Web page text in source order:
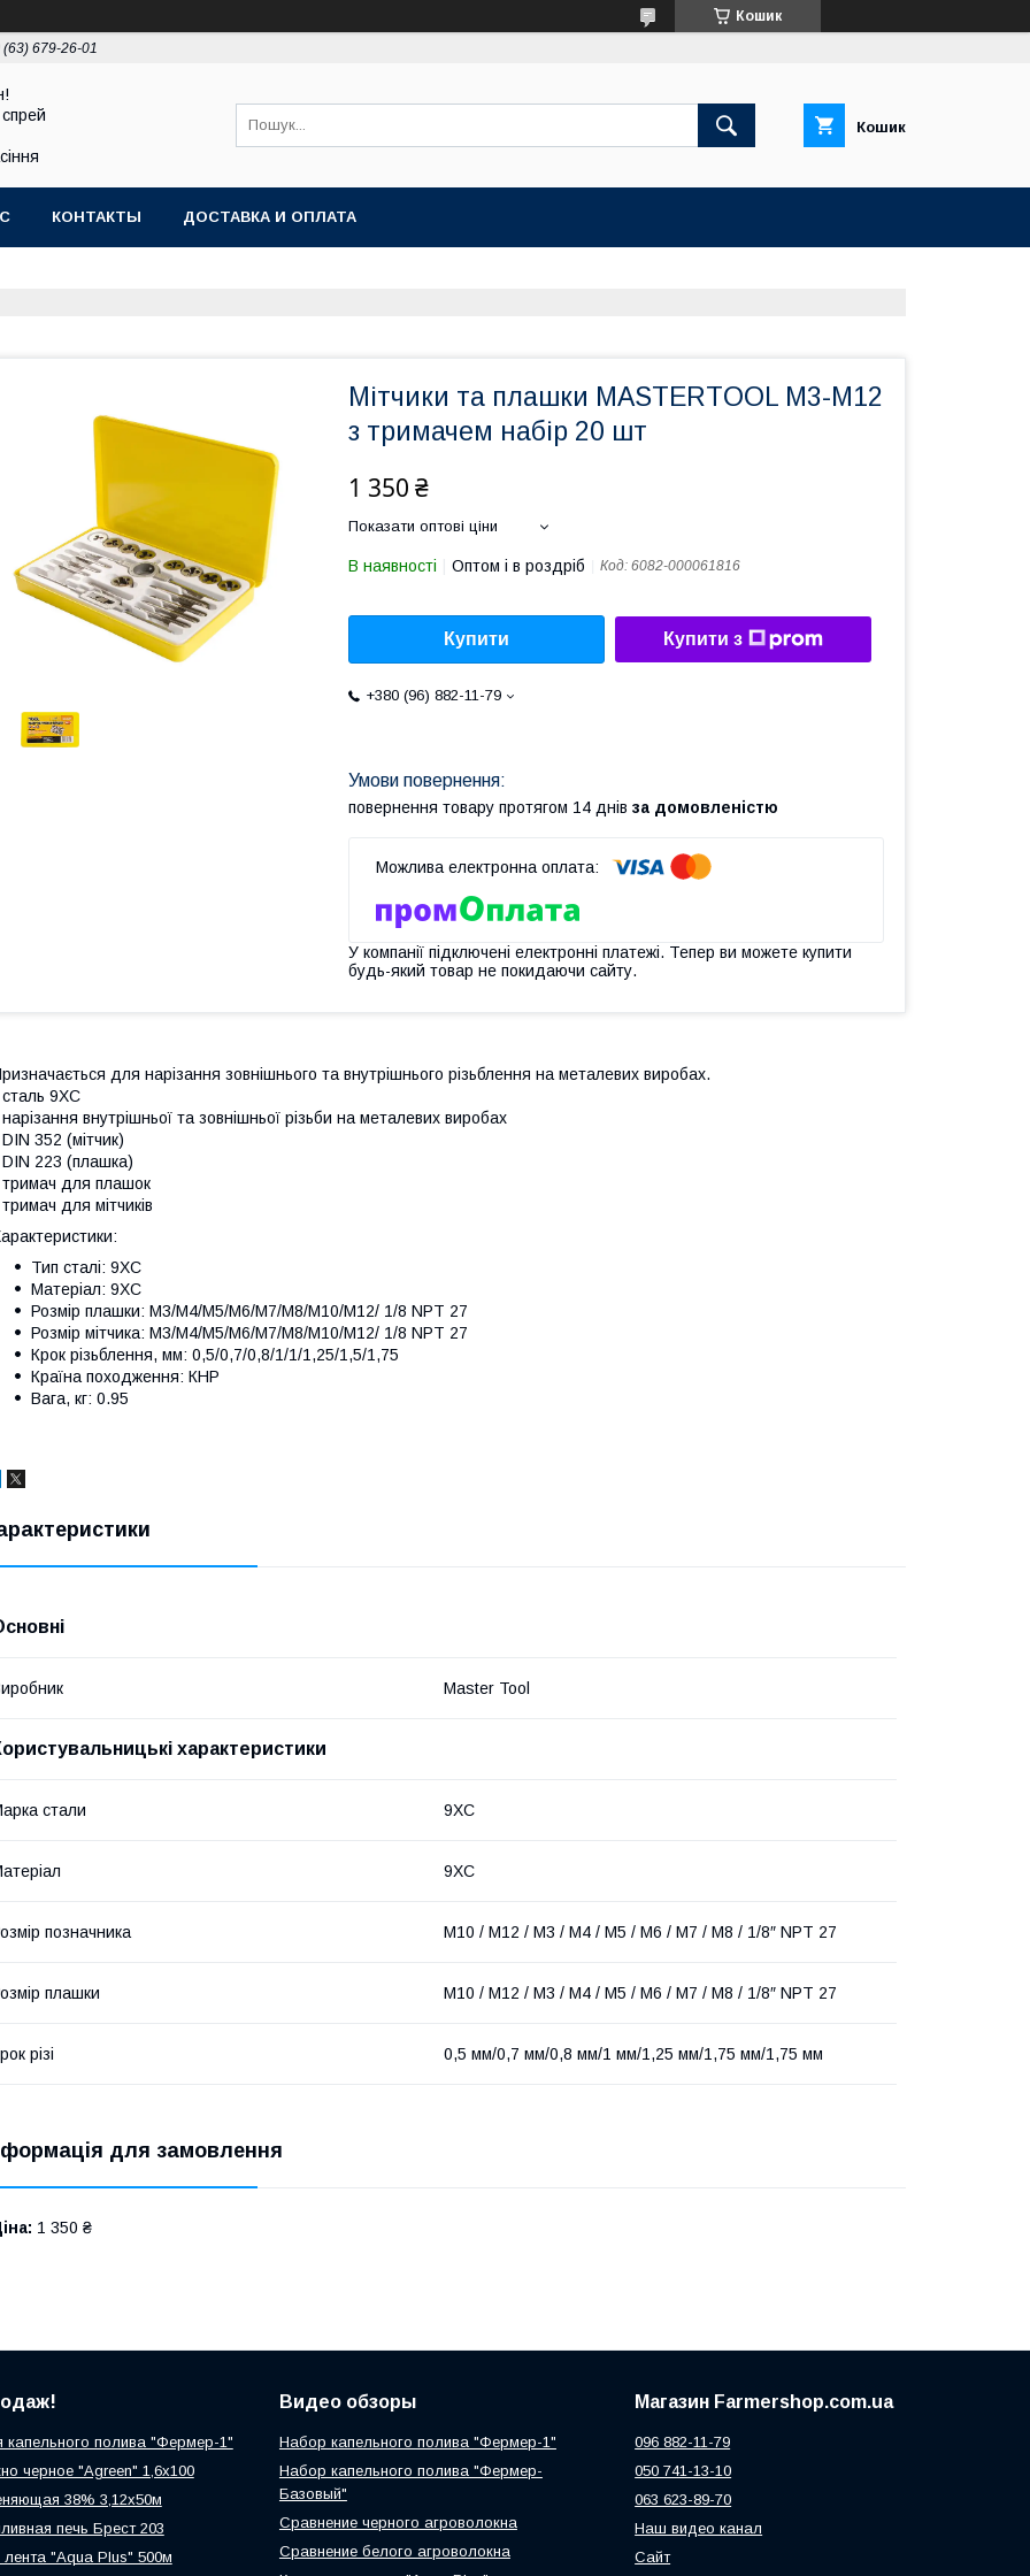
Кошик
(63) 679-26-01
Кошик
КОНТАКТЫ ДОСТАВКА И ОПЛАТА
Мітчики та плашки MASTERTOOL М3-М12
з тримачем набір 20 шт
1 350 ₴
Показати оптові ціни
В наявності Оптом і в роздріб Код: 6082-000061816
Купити Купити з
+380 (96) 882-11-79
повернення товару протягом 14 днів за домовленістю
У компанії підключені електронні платежі. Тепер ви можете купити
будь-який товар не покидаючи сайту.
для нарізання зовнішнього та внутрішнього різьблення на металевих виробах.
сталь 9ХС
нарізання внутрішньої та зовнішньої різьби на металевих виробах
DIN 352 (мітчик)
DIN 223 (плашка)
тримач для плашок
тримач для мітчиків
Тип сталі: 9ХС
Матеріал: 9ХС
Розмір плашки: M3/M4/M5/M6/M7/M8/M10/M12/ 1/8 NPT 27
Розмір мітчика: M3/M4/M5/M6/M7/M8/M10/M12/ 1/8 NPT 27
Крок різьблення, мм: 0,5/0,7/0,8/1/1/1,25/1,5/1,75
Країна походження: КНР
Вага, кг: 0.95
Master Tool
характеристики
стали 9ХС
9ХС
позначника M10 / M12 / M3 / M4 / M5 / M6 / M7 / M8 / 1/8″ NPT 27
плашки M10 / M12 / M3 / M4 / M5 / M6 / M7 / M8 / 1/8″ NPT 27
різі 0,5 мм/0,7 мм/0,8 мм/1 мм/1,25 мм/1,75 мм/1,75 мм
для замовлення
1 350 ₴
полива "Фермер-1"
черное "Agreen" 1,6х100
38% 3,12х50м
печь Брест 203
лента "Aqua Plus" 500м
Видео обзоры
Набор капельного полива "Фермер-1"
Набор капельного полива "Фермер-
Базовый"
Сравнение черного агроволокна
Сравнение белого агроволокна
Магазин Farmershop.com.ua
096 882-11-79
050 741-13-10
063 623-89-70
Наш видео канал
Сайт